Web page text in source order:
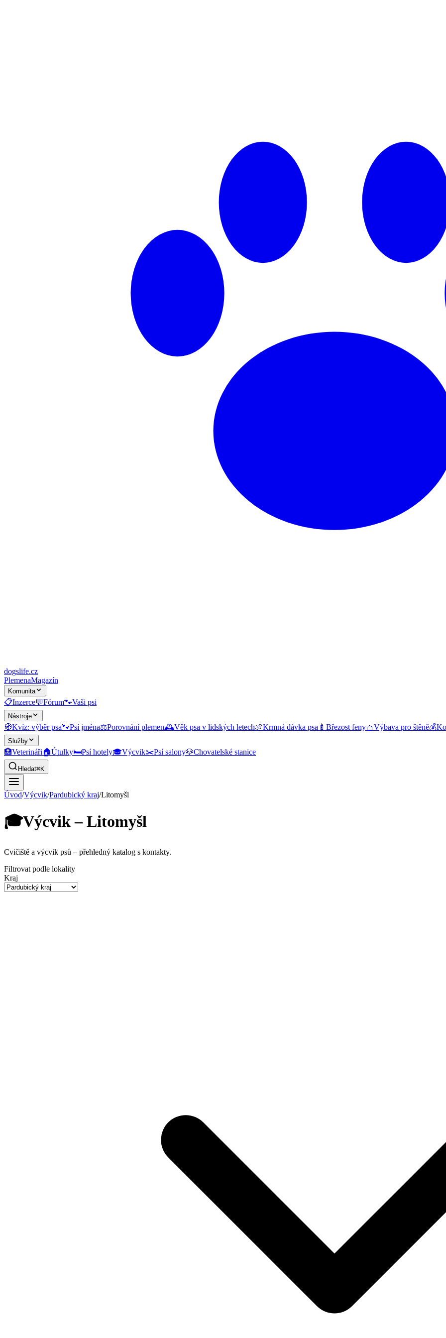
dogslife.cz
PlemenaMagazín
Komunita
📋Inzerce💬Fórum🐾Vaši psi
Nástroje
🧭Kvíz: výběr psa🐾Psí jména⚖️Porovnání plemen🕰️Věk psa v lidských letech🍖Krmná dávka psa 🍼 Březost feny🧺Výbava pro štěně💰
Služby
🏥Veterináři🏠Útulky🛏️Psí hotely🎓Výcvik✂️Psí salony🐶Chovatelské stanice
Hledat⌘K
Úvod/Výcvik/Pardubický kraj/Litomyšl
🎓Výcvik – Litomyšl
Cvičiště a výcvik psů – přehledný katalog s kontakty.
Filtrovat podle lokality
Kraj